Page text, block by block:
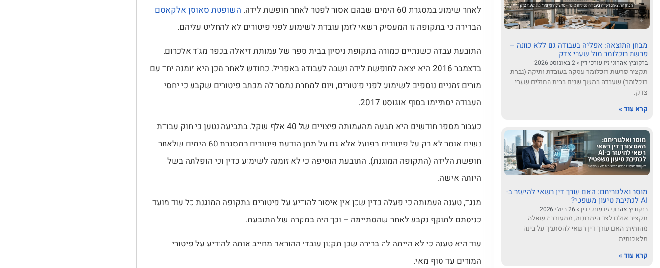
מבחן התוצאה: אפליה בעבודה גם ללא כוונה –
פרשת רוכלומר מול שערי צדק
ברקוביץ אהרוני זיו עורכי דין
תקציר פרשת רוכלומר עסקה בעובדת ותיקה (גברת
רוכלומר) שעבדה במשך שנים בבית החולים שערי
צדק.
קרא עוד »
מוסר ואלגוריתם: האם עורך דין רשאי להיעזר ב-
AI לכתיבת טיעון משפטי?
ברקוביץ אהרוני זיו עורכי דין
תקציר אולם לצד היתרונות, מתעוררת שאלה
מהותית: האם עורך דין רשאי להסתמך על בינה
מלאכותית
קרא עוד »
לאחר שימוע במסגרת 60 הימים שבהם אסור לפטר לאחר חופשת לידה.
השופטת סאוסן אלקאסם
הבהירה כי בתקופה זו המעסיק רשאי לזמן עובדת לשימוע לפני פיטורים לא להחליט עליהם.
התובעת עבדה כשנתיים כמורה בתקופת ניסיון בבית ספר של עמותת דיאלה בכפר מג'ד אלכרום.
בדצמבר 2016 היא יצאה לחופשת לידה ושבה לעבודה באפריל. כחודש לאחר מכן היא זומנה יחד עם
מורים זמניים נוספים לשימוע לפני פיטורים, ויום למחרת נמסר לה מכתב פיטורים שקבע כי יחסי
העבודה יסתיימו בסוף אוגוסט 2017.
כעבור מספר חודשים היא תבעה מהעמותה פיצויים של 40 אלף שקל. בתביעה נטען כי חוק עבודת
נשים אוסר לא רק על פיטורים בפועל אלא גם על מתן הודעת פיטורים במסגרת 60 הימים שלאחר
חופשת הלידה (התקופה המוגנת). התובעת הוסיפה כי לא זומנה לשימוע כדין וכי הופלתה בשל
היותה אישה.
מנגד, טענה העמותה כי פעלה כדין שכן אין איסור להודיע על פיטורים בתקופה המוגנת כל עוד מועד
כניסתם לתוקף נקבע לאחר שהסתיימה – וכך היה במקרה של התובעת.
עוד היא טענה כי לא הייתה לה ברירה שכן תקנון עובדי ההוראה מחייב אותה להודיע על פיטורי
המורים עד סוף מאי.